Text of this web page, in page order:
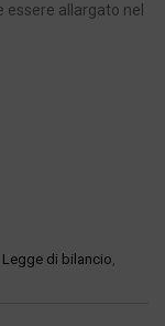
allargato nel
Legge di bilancio,